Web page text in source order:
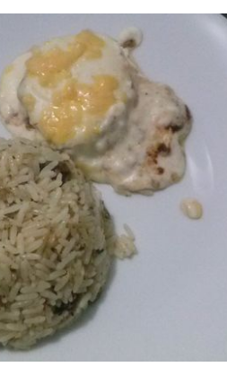
Governo antecipa
metas do saneamento
e consolida
investimentos
estruturantes em
Chapadão do Sul
jan 08
2026